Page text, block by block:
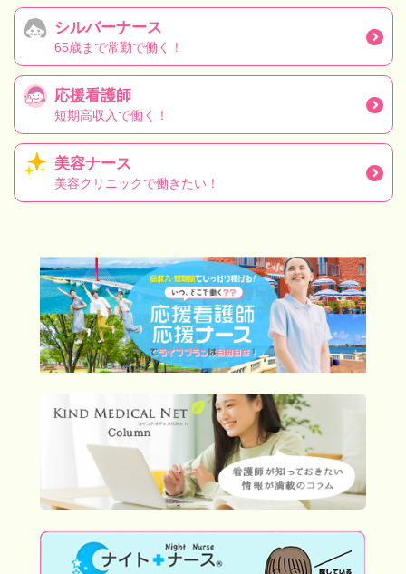
シルバーナース
65歳まで常勤で働く！
応援看護師
短期高収入で働く！
美容ナース
美容クリニックで働きたい！